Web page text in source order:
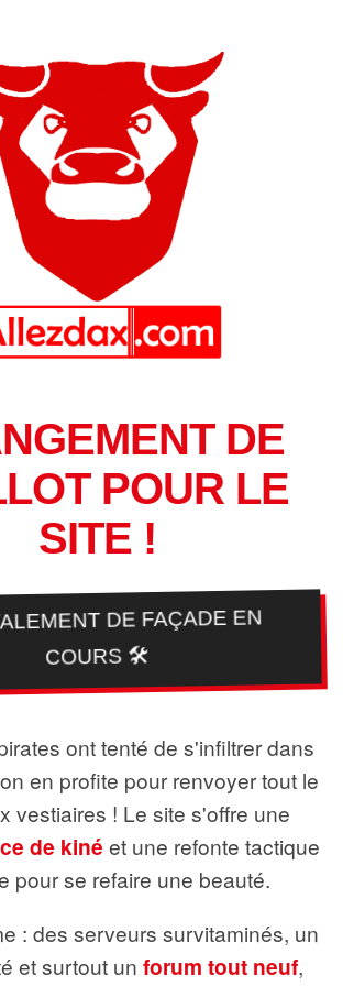
DE
POUR LE
SITE !
DE FAÇADE EN
COURS 🛠️
ont tenté de s'infiltrer dans
en profite pour renvoyer tout le
vestiaires ! Le site s'offre une
de kiné et une refonte tactique
pour se refaire une beauté.
: des serveurs survitaminés, un
et surtout un forum tout neuf,